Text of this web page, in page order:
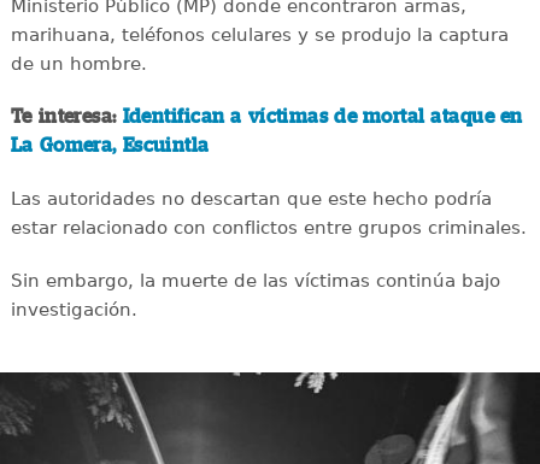
Ministerio Público (MP) donde encontraron armas,
marihuana, teléfonos celulares y se produjo la captura
de un hombre.
Te interesa: Identifican a víctimas de mortal ataque en
La Gomera, Escuintla
Las autoridades no descartan que este hecho podría
estar relacionado con conflictos entre grupos criminales.
Sin embargo, la muerte de las víctimas continúa bajo
investigación.